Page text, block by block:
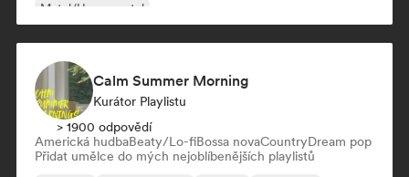
Metal/Heavy metal
Calm Summer Morning
Kurátor Playlistu
> 1900 odpovědí
Americká hudbaBeaty/Lo-fiBossa novaCountryDream pop
Přidat umělce do mých nejoblíbenějších playlistů